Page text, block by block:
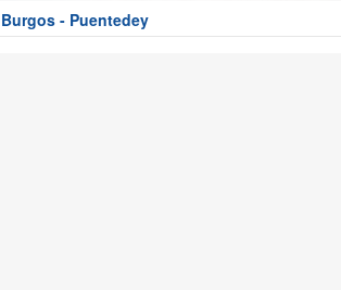
Burgos - Puentedey